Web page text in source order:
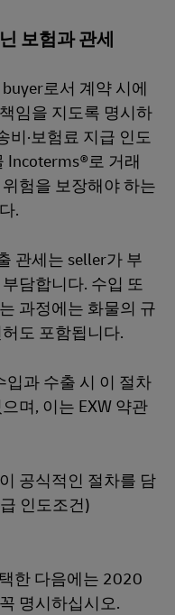
보험과 관세
로서 계약 시에
임을 지도록 명시하
비·보험료 지급 인도
Incoterms®로 거래
험을 보장해야 하는
.
관세는 seller가 부
담합니다. 수입 또
과정에는 화물의 규
도 포함됩니다.
입과 수출 시 이 절차
며, 이는 EXW 약관
공식적인 절차를 담
인도조건)
한 다음에는 2020
명시하십시오.